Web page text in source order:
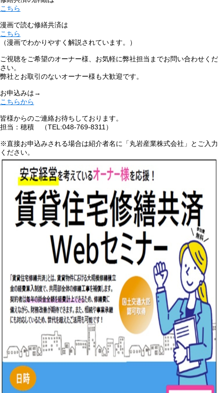
こちら
漫画で読む修繕共済は
こちら
（漫画でわかりやすく解説されています。）
ご視聴をご希望のオーナー様、お気軽に弊社担当までお問い合わせくだ
さい。
弊社とお取引のないオーナー様も大歓迎です。
お申込みは→
こちらから
皆様からのご連絡お待ちしております。
担当：穂積 （TEL:048-769-8311）
※直接お申込みされる場合は紹介者名に「丸岩産業株式会社」とご入力
ください。